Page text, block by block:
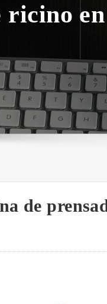
ricino en
de